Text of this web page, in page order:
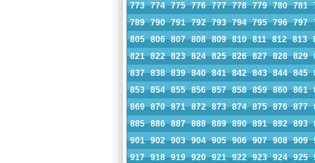
773 774 775 776 777 778 779 780 781
789 790 791 792 793 794 795 796 797
805 806 807 808 809 810 811 812 813
821 822 823 824 825 826 827 828 829
837 838 839 840 841 842 843 844 845
853 854 855 856 857 858 859 860 861
869 870 871 872 873 874 875 876 877
885 886 887 888 889 890 891 892 893
901 902 903 904 905 906 907 908 909
917 918 919 920 921 922 923 924 925